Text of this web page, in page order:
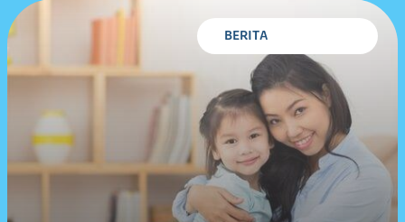
BERITA